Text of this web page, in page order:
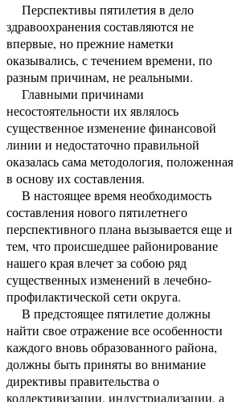
Перспективы пятилетия в дело
здравоохранения составляются не
впервые, но прежние наметки
оказывались, с течением времени, по
разным причинам, не реальными.
Главными причинами
несостоятельности их являлось
существенное изменение финансовой
линии и недостаточно правильной
оказалась сама методология, положен­ная
в основу их составления.
В настоящее время необходимость
составления нового пятилетнего
перспективного плана вызывается еще и
тем, что происшедшее районирование
нашего края влечет за собою ряд
существенных изменений в лечебно-
профилактической сети округа.
В предстоящее пятилетие должны
найти свое отражение все особенности
каждого вновь образованного района,
должны быть приняты во внимание
директивы правитель­ства о
коллективизации, индустриализации, а